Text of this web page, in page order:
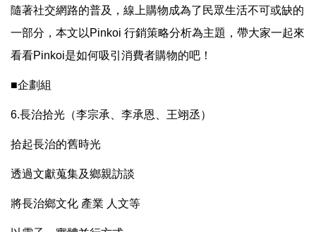
隨著社交網路的普及，線上購物成為了民眾生活不可或缺的
一部分，本文以Pinkoi 行銷策略分析為主題，帶大家一起來
看看Pinkoi是如何吸引消費者購物的吧！
■企劃組
6.長治拾光（李宗承、李承恩、王翊丞）
拾起長治的舊時光
透過文獻蒐集及鄉親訪談
將長治鄉文化 產業 人文等